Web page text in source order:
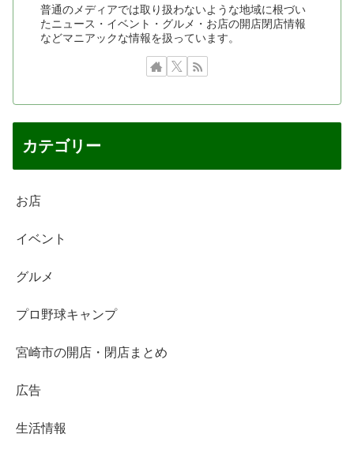
普通のメディアでは取り扱わないような地域に根づい
たニュース・イベント・グルメ・お店の開店閉店情報
などマニアックな情報を扱っています。
カテゴリー
お店
イベント
グルメ
プロ野球キャンプ
宮崎市の開店・閉店まとめ
広告
生活情報